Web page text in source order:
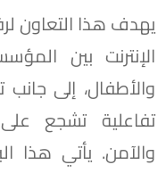
يهدف هذا التعاون
الإنترنت بين
والأطفال، إلى
تفاعلية تشجع
والآمن. يأتي هذا